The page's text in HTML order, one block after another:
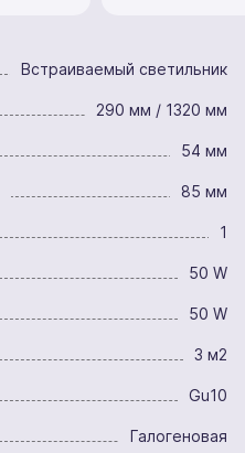
Встраиваемый светильник
290 мм / 1320 мм
54 мм
85 мм
1
50 W
50 W
3 м2
Gu10
Галогеновая